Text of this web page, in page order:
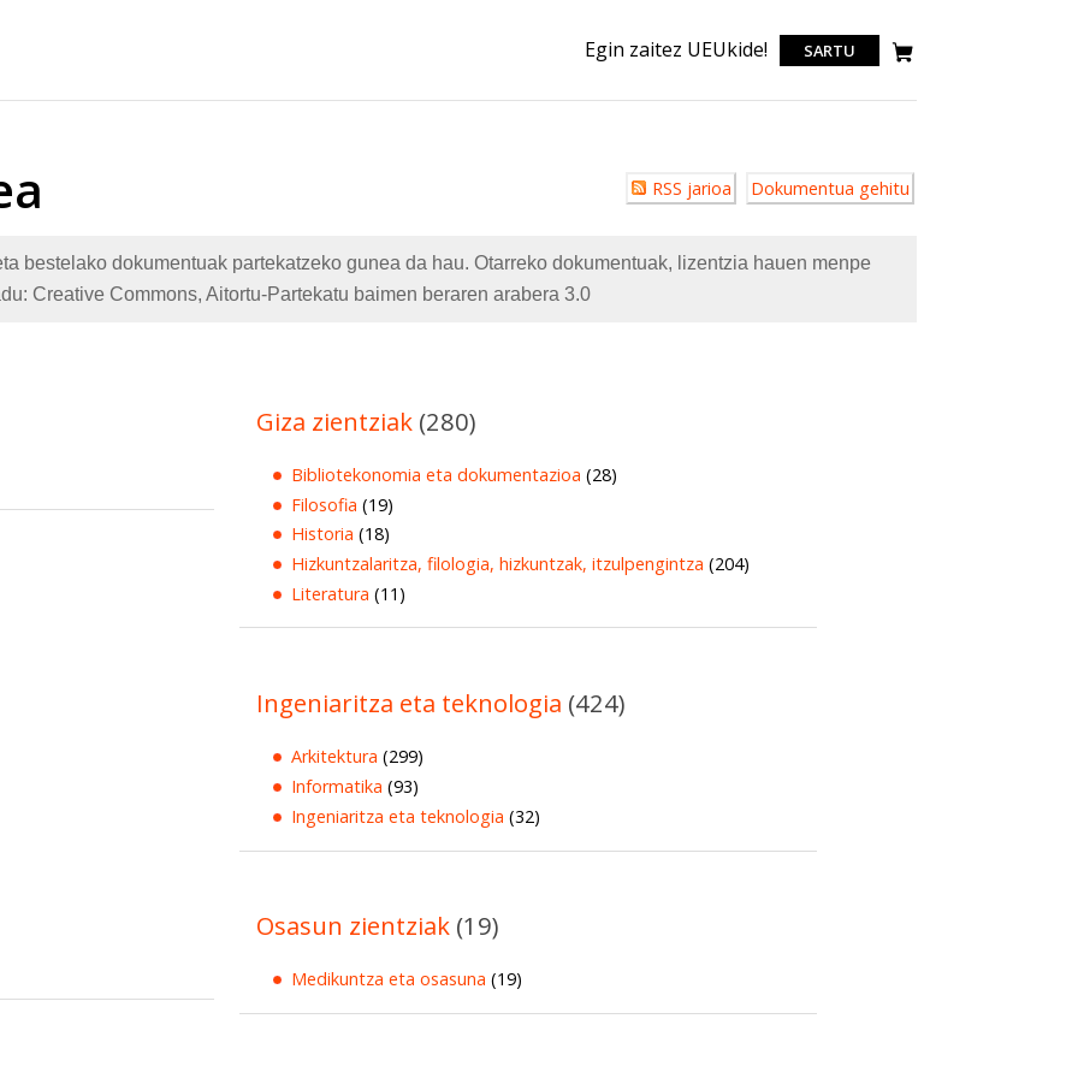
Egin zaitez UEUkide! SARTU
Erabiltzailearen
akzioak
RSS jarioa Dokumentua gehitu
bestelako dokumentuak partekatzeko gunea da hau. Otarreko dokumentuak, lizentzia hauen menpe
Creative Commons, Aitortu-Partekatu baimen beraren arabera 3.0
Giza zientziak (280)
Bibliotekonomia eta dokumentazioa (28)
Filosofia (19)
Historia (18)
Hizkuntzalaritza, filologia, hizkuntzak, itzulpengintza (204)
Literatura (11)
Ingeniaritza eta teknologia (424)
Arkitektura (299)
Informatika (93)
Ingeniaritza eta teknologia (32)
Osasun zientziak (19)
Medikuntza eta osasuna (19)